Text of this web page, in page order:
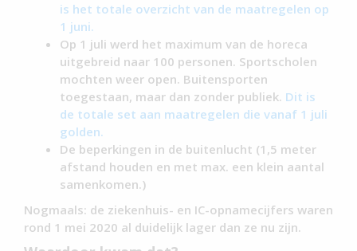
is het totale overzicht van de maatregelen op
1 juni.
Op 1 juli werd het maximum van de horeca
uitgebreid naar 100 personen. Sportscholen
mochten weer open. Buitensporten
toegestaan, maar dan zonder publiek. Dit is
de totale set aan maatregelen die vanaf 1 juli
golden.
De beperkingen in de buitenlucht (1,5 meter
afstand houden en met max. een klein aantal
samenkomen.)
Nogmaals: de ziekenhuis- en IC-opnamecijfers waren
rond 1 mei 2020 al duidelijk lager dan ze nu zijn.